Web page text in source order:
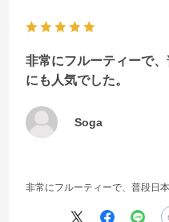
非常にフルーティーで
にも人気でした。
Soga
非常にフルーティーで、普段日